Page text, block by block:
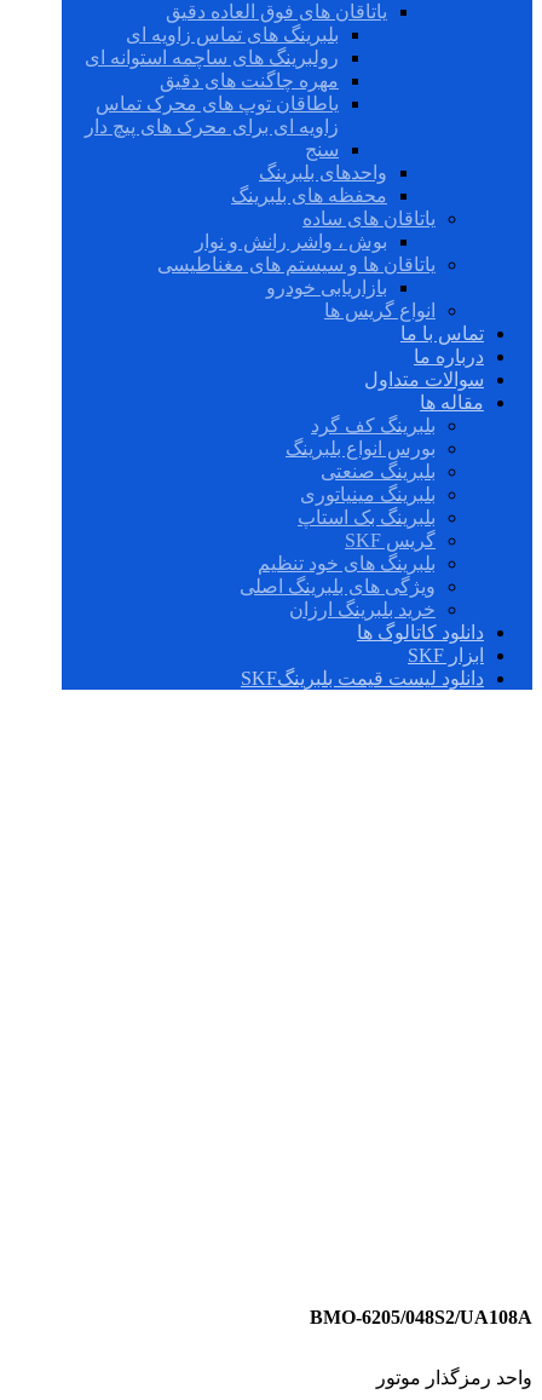
یاتاقان های فوق العاده دقیق
بلبرینگ های تماس زاویه ای
رولبرینگ های ساچمه استوانه ای
مهره چاگنت های دقیق
یاطاقان توپ های محرک تماس
زاویه ای برای محرک های پیچ دار
سنج
واحدهای بلبرینگ
محفظه های بلبرینگ
یاتاقان های ساده
بوش ، واشر رانش و نوار
یاتاقان ها و سیستم های مغناطیسی
بازاریابی خودرو
انواع گریس ها
تماس با ما
درباره ما
سوالات متداول
مقاله ها
بلبرینگ کف گرد
بورس انواع بلبرینگ
بلبرینگ صنعتی
بلبرینگ مینیاتوری
بلبرینگ بک استاپ
گریس SKF
بلبرینگ های خود تنظیم
ویژگی های بلبرینگ اصلی
خرید بلبرینگ ارزان
دانلود کاتالوگ ها
ابزار SKF
دانلود لیست قیمت بلبرینگSKF
BMO-6205/048S2/UA108A
واحد رمزگذار موتور